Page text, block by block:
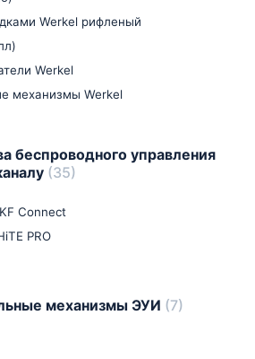
Werkel рифленый
Werkel
механизмы Werkel
беспроводного управления
(35)
Connect
PRO
механизмы ЭУИ (7)